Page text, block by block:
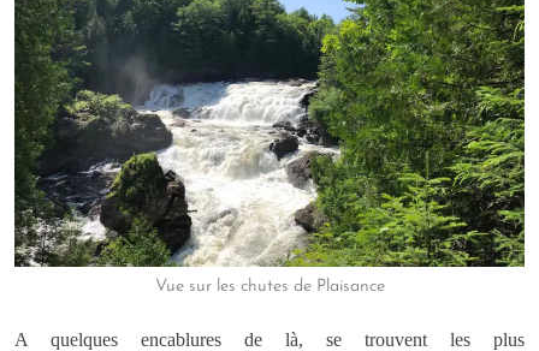
Vue sur les chutes de Plaisance
A quelques encablures de là, se trouvent les plus